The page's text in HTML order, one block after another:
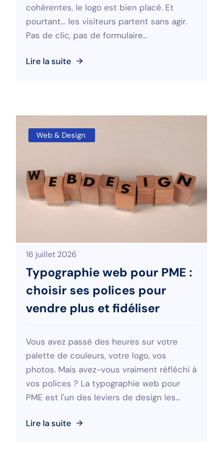
cohérentes, le logo est bien placé. Et
pourtant… les visiteurs partent sans agir.
Pas de clic, pas de formulaire...
Lire la suite
Web & Design
16 juillet 2026
Typographie web pour PME :
choisir ses polices pour
vendre plus et fidéliser
Vous avez passé des heures sur votre
palette de couleurs, votre logo, vos
photos. Mais avez-vous vraiment réfléchi à
vos polices ? La typographie web pour
PME est l'un des leviers de design les...
Lire la suite